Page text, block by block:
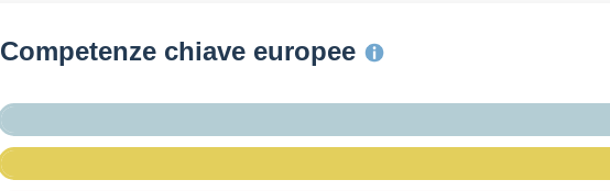
Competenze chiave europee